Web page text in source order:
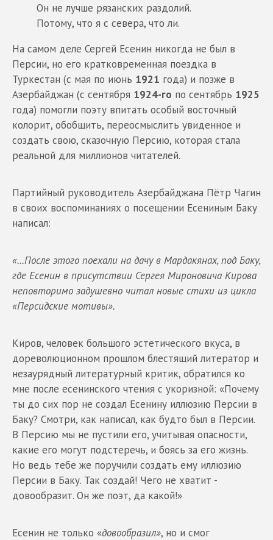
Он не лучше рязанских раздолий.
Потому, что я с севера, что ли.
На самом деле Сергей Есенин никогда не был в
Персии, но его кратковременная поездка в
Туркестан (с мая по июнь 1921 года) и позже в
Азербайджан (с сентября 1924-го по сентябрь 1925
года) помогли поэту впитать особый восточный
колорит, обобщить, переосмыслить увиденное и
создать свою, сказочную Персию, которая стала
реальной для миллионов читателей.
Партийный руководитель Азербайджана Пётр Чагин
в своих воспоминаниях о посещении Есениным Баку
написал:
«...После этого поехали на дачу в Мардакянах, под Баку,
где Есенин в присутствии Сергея Мироновича Кирова
неповторимо задушевно читал новые стихи из цикла
«Персидские мотивы».
Киров, человек большого эстетического вкуса, в
дореволюционном прошлом блестящий литератор и
незаурядный литературный критик, обратился ко
мне после есенинского чтения с укоризной: «Почему
ты до сих пор не создал Есенину иллюзию Персии в
Баку? Смотри, как написал, как будто был в Персии.
В Персию мы не пустили его, учитывая опасности,
какие его могут подстеречь, и боясь за его жизнь.
Но ведь тебе же поручили создать ему иллюзию
Персии в Баку. Так создай! Чего не хватит -
довообразит. Он же поэт, да какой!»
Есенин не только «довообразил», но и смог